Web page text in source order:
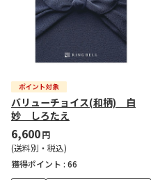
バリューチョイス(和柄) 白
妙 しろたえ
6,600円
(送料別・税込)
獲得ポイント : 66